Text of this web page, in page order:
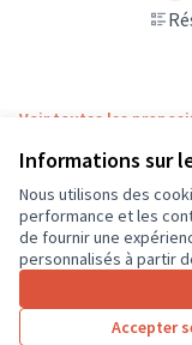
Informations sur
Nous utilisons des
performance et les
de fournir une
personnalisés à partir
Accepter
Voir toutes les
Conditions d'utilisation
Paramètres des
CD37 sur X
(Lien externe)
CD37 surCD37 sur
CD37
(Lien